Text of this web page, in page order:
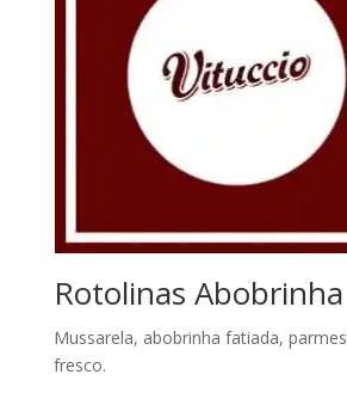
Rotolinas Abobrinha
Mussarela, abobrinha fatiada,
fresco.